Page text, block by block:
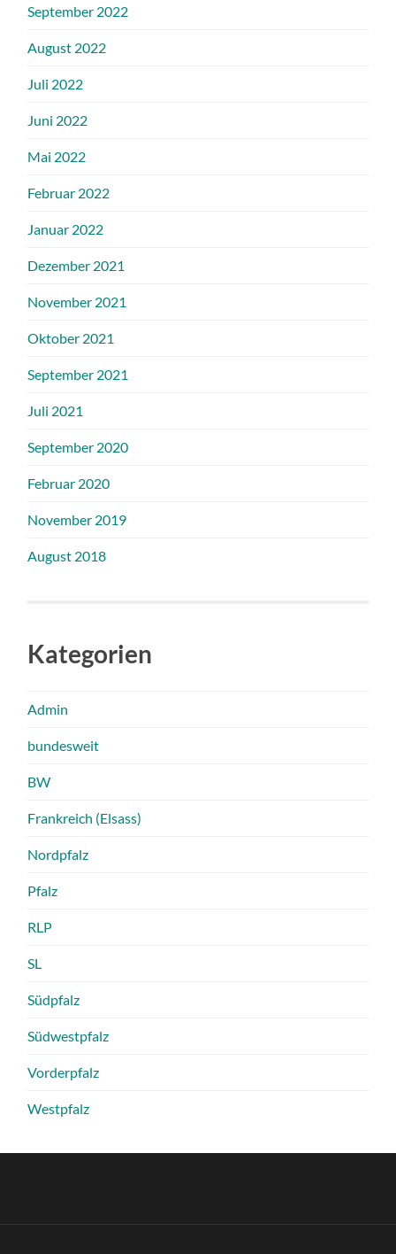
September 2022
August 2022
Juli 2022
Juni 2022
Mai 2022
Februar 2022
Januar 2022
Dezember 2021
November 2021
Oktober 2021
September 2021
Juli 2021
September 2020
Februar 2020
November 2019
August 2018
Kategorien
Admin
bundesweit
BW
Frankreich (Elsass)
Nordpfalz
Pfalz
RLP
SL
Südpfalz
Südwestpfalz
Vorderpfalz
Westpfalz